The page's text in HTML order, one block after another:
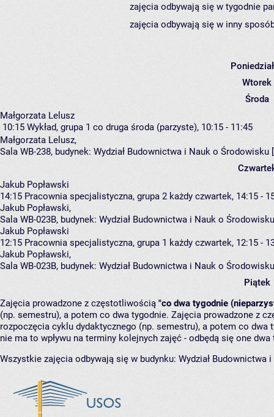
zajęcia odbywają się w tygodnie
zajęcia odbywają się w inny
Wtorek
Środa
Małgorzata Lelusz
10:15 Wykład, grupa 1 co druga środa (parzyste), 10:15 - 11:45
Małgorzata Lelusz,
Sala WB-238, budynek: Wydział Budownictwa i Nauk o Środowisku
Jakub Popławski
14:15 Pracownia specjalistyczna, grupa 2 każdy czwartek, 14:15 -
Jakub Popławski,
Sala WB-023B, budynek: Wydział Budownictwa i Nauk o
Jakub Popławski
12:15 Pracownia specjalistyczna, grupa 1 każdy czwartek, 12:15 -
Jakub Popławski,
Sala WB-023B, budynek: Wydział Budownictwa i Nauk o
Piątek
Zajęcia prowadzone z częstotliwością "co dwa tygodnie
(np. semestru), a potem co dwa tygodnie. Zajęcia prowadzone z
rozpoczęcia cyklu dydaktycznego (np. semestru), a potem co
nie ma to wpływu na terminy kolejnych zajęć - odbędą się one
Wszystkie zajęcia odbywają się w budynku: Wydział Budownictwa